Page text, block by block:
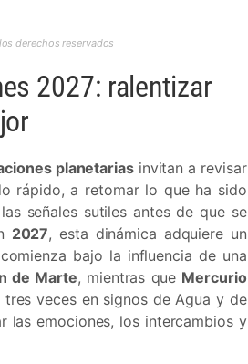
derechos reservados
2027: ralentizar
planetariasinvitan a revisar
rápido, a retomar lo que ha sido
señales sutiles antes de que se
2027, esta dinámica adquiere un
bajo la influencia de una
de Marte, mientras que Mercurio
tres veces en signos de Agua y de
las emociones, los intercambios y